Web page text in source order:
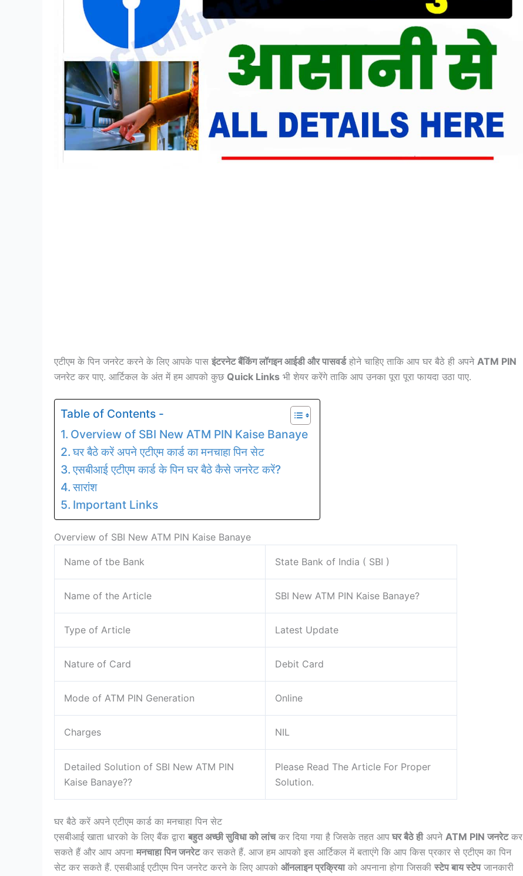
एटीएम के पिन जनरेट करने के लिए आपके पास इंटरनेट बैंकिंग लॉगइन आईडी और पासवर्डहोने चाहिए ताकि आप घर बैठे ही अपने ATM PIN
जनरेट कर पाए. आर्टिकल के अंत में हम आपको कुछ Quick Links भी शेयर करेंगे ताकि आप उनका पूरा पूरा फायदा उठा पाए.
Table of Contents -
Overview of SBI New ATM PIN Kaise Banaye
घर बैठे करें अपने एटीएम कार्ड का मनचाहा पिन सेट
एसबीआई एटीएम कार्ड के पिन घर बैठे कैसे जनरेट करें?
सारांश
Important Links
Overview of SBI New ATM PIN Kaise Banaye
Name of tbe Bank State Bank of India ( SBI )
Name of the Article SBI New ATM PIN Kaise Banaye?
Type of Article Latest Update
Nature of Card Debit Card
Mode of ATM PIN Generation Online
Charges NIL
Detailed Solution of SBI New ATM PIN
Kaise Banaye??
Please Read The Article For Proper
Solution.
घर बैठे करें अपने एटीएम कार्ड का मनचाहा पिन सेट
एसबीआई खाता धारको के लिए बैंक द्वारा बहुत अच्छी सुविधा को लांचकर दिया गया है जिसके तहत आप घर बैठे हीअपने ATM PIN जनरेटकर
सकते हैं और आप अपना मनचाहा पिन जनरेटकर सकते हैं. आज हम आपको इस आर्टिकल में बताएंगे कि आप किस प्रकार से एटीएम का पिन
सेट कर सकते हैं. एसबीआई एटीएम पिन जनरेट करने के लिए आपको ऑनलाइन प्रक्रियाको अपनाना होगा जिसकी स्टेप बाय स्टेपजानकारी